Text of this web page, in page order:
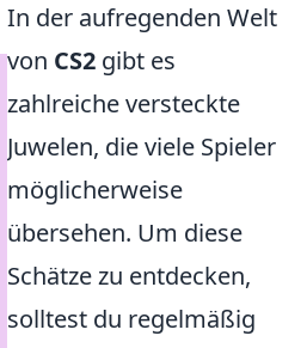
In der aufregenden Welt
von CS2 gibt es
zahlreiche versteckte
Juwelen, die viele Spieler
möglicherweise
übersehen. Um diese
Schätze zu entdecken,
solltest du regelmäßig